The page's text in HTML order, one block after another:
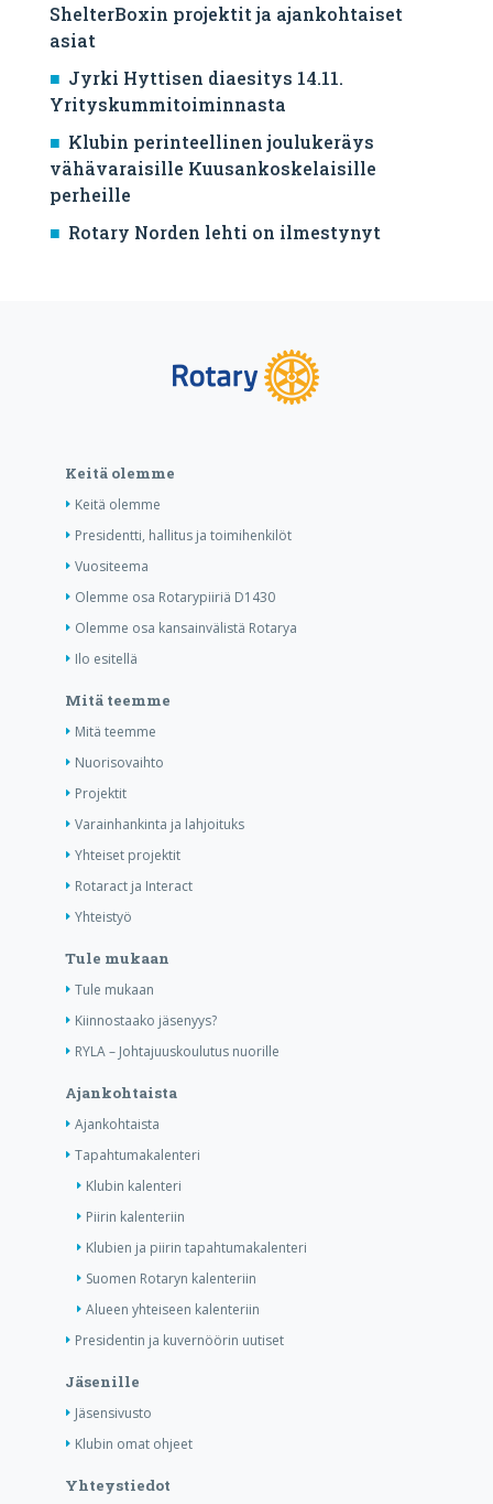
ShelterBoxin projektit ja ajankohtaiset
asiat
Jyrki Hyttisen diaesitys 14.11.
Yrityskummitoiminnasta
Klubin perinteellinen joulukeräys
vähävaraisille Kuusankoskelaisille
perheille
Rotary Norden lehti on ilmestynyt
Keitä olemme
Keitä olemme
Presidentti, hallitus ja toimihenkilöt
Vuositeema
Olemme osa Rotarypiiriä D1430
Olemme osa kansainvälistä Rotarya
Ilo esitellä
Mitä teemme
Mitä teemme
Nuorisovaihto
Projektit
Varainhankinta ja lahjoituks
Yhteiset projektit
Rotaract ja Interact
Yhteistyö
Tule mukaan
Tule mukaan
Kiinnostaako jäsenyys?
RYLA – Johtajuuskoulutus nuorille
Ajankohtaista
Ajankohtaista
Tapahtumakalenteri
Klubin kalenteri
Piirin kalenteriin
Klubien ja piirin tapahtumakalenteri
Suomen Rotaryn kalenteriin
Alueen yhteiseen kalenteriin
Presidentin ja kuvernöörin uutiset
Jäsenille
Jäsensivusto
Klubin omat ohjeet
Yhteystiedot